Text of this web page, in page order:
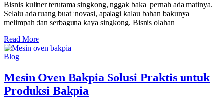
Bisnis kuliner terutama singkong, nggak bakal pernah ada matinya.
Selalu ada ruang buat inovasi, apalagi kalau bahan bakunya
melimpah dan serbaguna kaya singkong. Bisnis olahan
Read More
Blog
Mesin Oven Bakpia Solusi Praktis untuk
Produksi Bakpia